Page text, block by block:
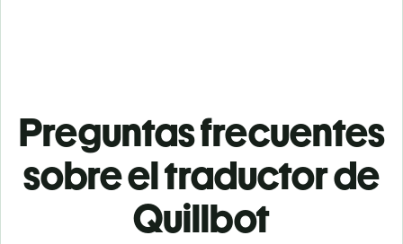
Preguntas frecuentes
sobre el traductor de
Quillbot